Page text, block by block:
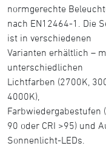
normgerechte
nach EN12464-1. Die
ist in verschiedenen
Varianten erhältlich –
unterschiedlichen
Lichtfarben (2700K,
4000K),
Farbwiedergabestufen
90 oder CRI >95) und
Sonnenlicht-LEDs.